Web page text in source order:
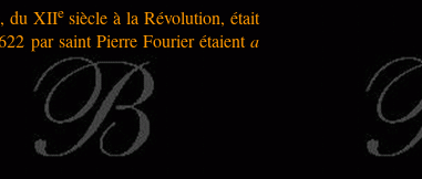
du XIIesiècle à la Révolution, était
par saint Pierre Fourier étaienta